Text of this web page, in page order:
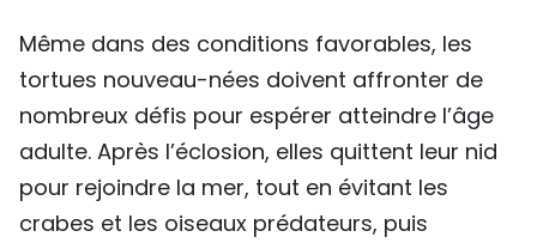
Même dans des conditions favorables, les
tortues nouveau-nées doivent affronter de
nombreux défis pour espérer atteindre l’âge
adulte. Après l’éclosion, elles quittent leur nid
pour rejoindre la mer, tout en évitant les
crabes et les oiseaux prédateurs, puis